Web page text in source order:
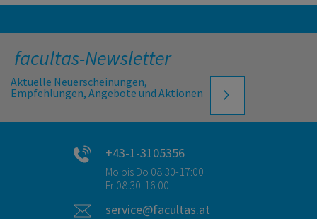
facultas-Newsletter
Aktuelle Neuerscheinungen,
Empfehlungen, Angebote und Aktionen
+43-1-3105356
Mo bis Do 08:30-17:00
Fr 08:30-16:00
service@facultas.at